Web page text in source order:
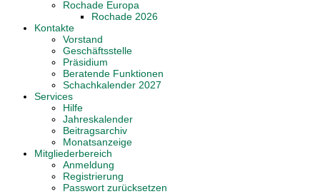
Rochade Europa
Rochade 2026
Kontakte
Vorstand
Geschäftsstelle
Präsidium
Beratende Funktionen
Schachkalender 2027
Services
Hilfe
Jahreskalender
Beitragsarchiv
Monatsanzeige
Mitgliederbereich
Anmeldung
Registrierung
Passwort zurücksetzen